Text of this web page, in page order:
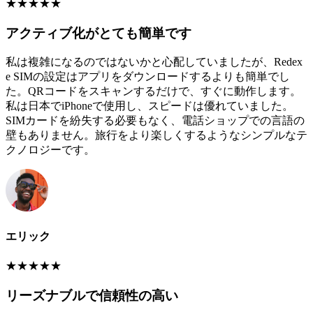
★★★★★
アクティブ化がとても簡単です
私は複雑になるのではないかと心配していましたが、Redex
e SIMの設定はアプリをダウンロードするよりも簡単でし
た。QRコードをスキャンするだけで、すぐに動作します。
私は日本でiPhoneで使用し、スピードは優れていました。
SIMカードを紛失する必要もなく、電話ショップでの言語の
壁もありません。旅行をより楽しくするようなシンプルなテ
クノロジーです。
エリック
★★★★★
リーズナブルで信頼性の高い